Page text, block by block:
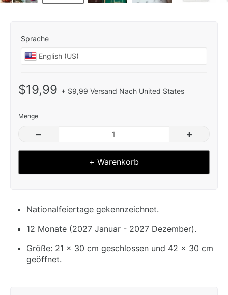
Sprache
$19,99 + $9,99 Versand Nach United States
Menge
– +
+ Warenkorb
Nationalfeiertage gekennzeichnet.
12 Monate (2027 Januar - 2027 Dezember).
Größe: 21 x 30 cm geschlossen und 42 x 30 cm
geöffnet.